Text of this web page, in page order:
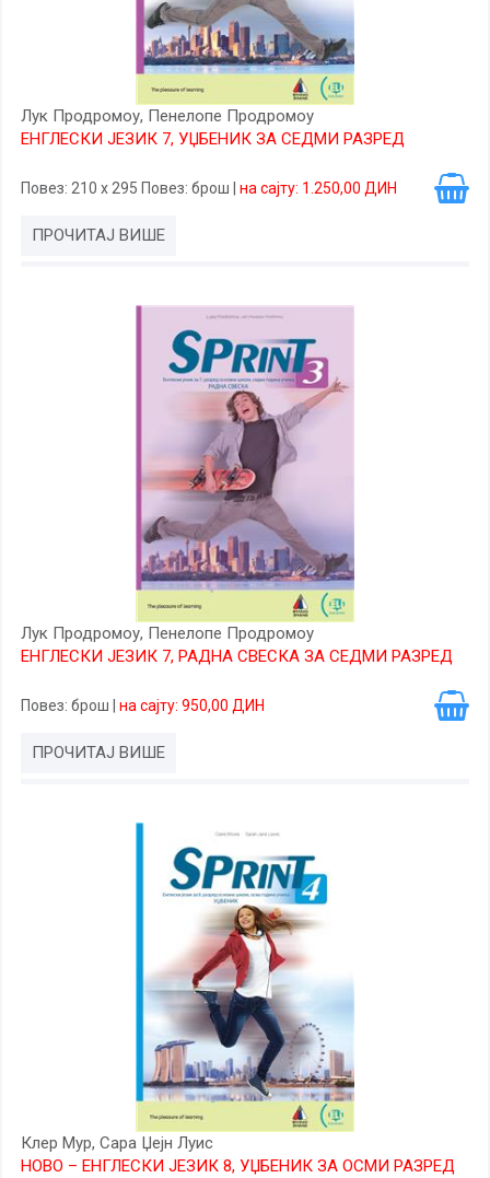
Лук Продромоу, Пенелопе Продромоу
ЕНГЛЕСКИ ЈЕЗИК 7, УЏБЕНИК ЗА СЕДМИ РАЗРЕД
Повез: 210 x 295 Повез: брош на сајту: 1.250,00 ДИН
ПРОЧИТАЈ ВИШЕ
Лук Продромоу, Пенелопе Продромоу
ЕНГЛЕСКИ ЈЕЗИК 7, РАДНА СВЕСКА ЗА СЕДМИ РАЗРЕД
Повез: брош на сајту: 950,00 ДИН
ПРОЧИТАЈ ВИШЕ
Клер Мур, Сара Џејн Луис
НОВО – ЕНГЛЕСКИ ЈЕЗИК 8, УЏБЕНИК ЗА ОСМИ РАЗРЕД